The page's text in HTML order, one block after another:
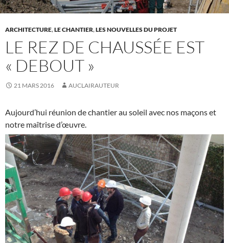
ARCHITECTURE,LE CHANTIER,LES NOUVELLES DU PROJET
LE REZ DE CHAUSSÉE EST
« DEBOUT »
21 MARS 2016 AUCLAIRAUTEUR
Aujourd’hui réunion de chantier au soleil avec nos maçons et
notre maîtrise d’œuvre.